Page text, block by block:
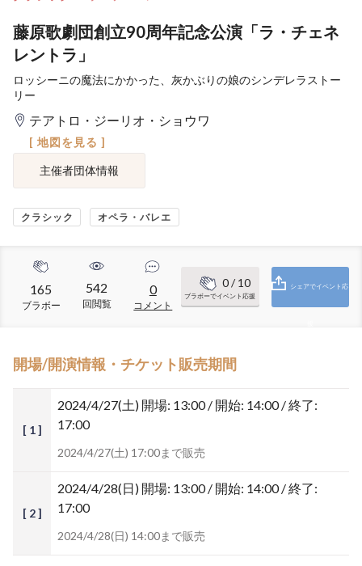
藤原歌劇団創立90周年記念公演「ラ・チェネ
レントラ」
ロッシーニの魔法にかかった、灰かぶりの娘のシンデレラストー
リー
テアトロ・ジーリオ・ショウワ
[ 地図を見る ]
主催者団体情報
クラシック オペラ・バレエ
165
ブラボー
542
回閲覧
0
コメント
0/ 10
ブラボーでイベント応援
シェアでイベント応
開場/開演情報・チケット販売期間
[ 1 ]
2024/4/27(土) 開場: 13:00 / 開始: 14:00 / 終了:
17:00
2024/4/27(土) 17:00まで販売
[ 2 ]
2024/4/28(日) 開場: 13:00 / 開始: 14:00 / 終了:
17:00
2024/4/28(日) 14:00まで販売